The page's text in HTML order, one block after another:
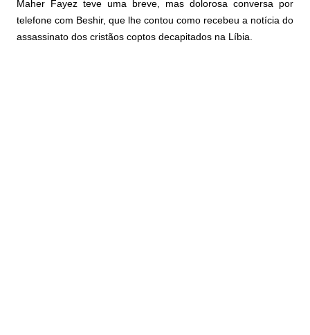
Maher Fayez teve uma breve, mas dolorosa conversa por
telefone com Beshir, que lhe contou como recebeu a notícia do
assassinato dos cristãos coptos decapitados na Líbia.